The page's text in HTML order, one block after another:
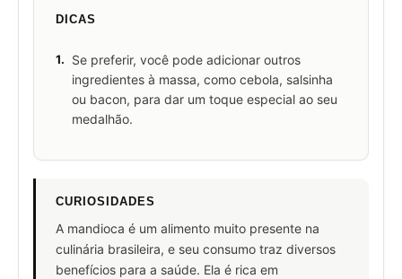
DICAS
1.
Se preferir, você pode adicionar outros
ingredientes à massa, como cebola, salsinha
ou bacon, para dar um toque especial ao seu
medalhão.
CURIOSIDADES
A mandioca é um alimento muito presente na
culinária brasileira, e seu consumo traz diversos
benefícios para a saúde. Ela é rica em